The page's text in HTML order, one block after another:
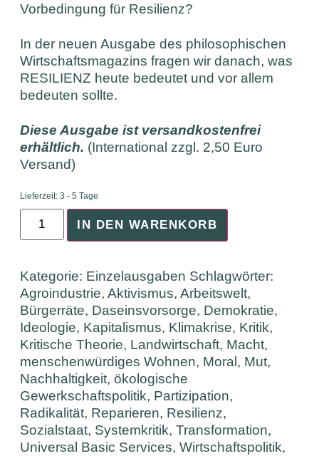
Vorbedingung für Resilienz?
In der neuen Ausgabe des philosophischen
Wirtschaftsmagazins fragen wir danach, was
RESILIENZ heute bedeutet und vor allem
bedeuten sollte.
Diese Ausgabe ist versandkostenfrei
erhältlich. (International zzgl. 2,50 Euro
Versand)
Lieferzeit:3 - 5 Tage
IN DEN WARENKORB
Kategorie: Einzelausgaben Schlagwörter:
Agroindustrie,Aktivismus,Arbeitswelt,
Bürgerräte, Daseinsvorsorge, Demokratie,
Ideologie, Kapitalismus, Klimakrise, Kritik,
Kritische Theorie, Landwirtschaft, Macht,
menschenwürdiges Wohnen, Moral , Mut,
Nachhaltigkeit,ökologische
Gewerkschaftspolitik, Partizipation,
Radikalität, Reparieren, Resilienz,
Sozialstaat, Systemkritik,Transformation,
Universal Basic Services,Wirtschaftspolitik,